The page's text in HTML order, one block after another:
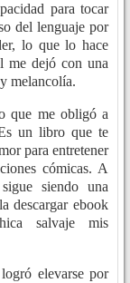
para tocar
del lenguaje por
lo que lo hace
me dejó con una
melancolía.
que me obligó a
un libro que te
para entretener
cómicas. A
siendo una
descargar ebook
salvaje mis
elevarse por